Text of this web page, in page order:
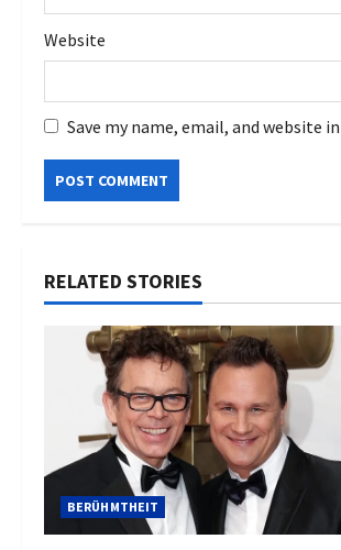
Website
Save my name, email, and website
RELATED STORIES
BERÜHMTHEIT